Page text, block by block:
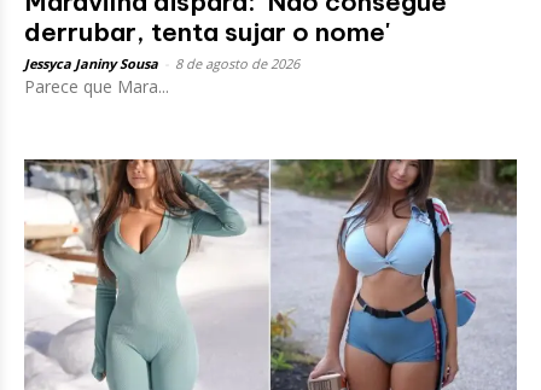
derrubar, tenta sujar o nome'
Jessyca Janiny Sousa 8 de agosto de 2026
Parece que Mara...